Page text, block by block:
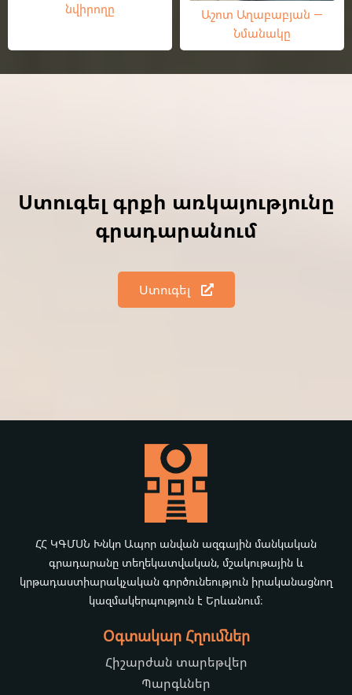
նվիրողը
Աշոտ Աղաբաբյան —
Նմանակը
Ստուգել գրքի առկայությունը
գրադարանում
Ստուգել
ՀՀ ԿԳՄՍՆ Խնկո Ապոր անվան ազգային մանկական
գրադարանը տեղեկատվական, մշակութային և
կրթադաստիարակչական գործունեություն իրականացնող
կազմակերպություն է Երևանում։
Օգտակար Հղումներ
Հիշարժան տարեթվեր
Պարգևներ